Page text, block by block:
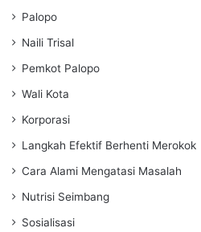
Palopo
Naili Trisal
Pemkot Palopo
Wali Kota
Korporasi
Langkah Efektif Berhenti Merokok
Cara Alami Mengatasi Masalah
Nutrisi Seimbang
Sosialisasi